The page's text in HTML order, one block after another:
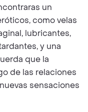
un
como velas
lubricantes,
y una
que la
de las relaciones
sensaciones